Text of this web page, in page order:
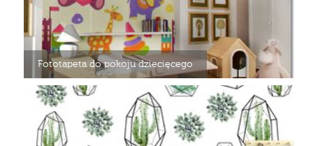
Fototapeta do pokoju dziecięcego